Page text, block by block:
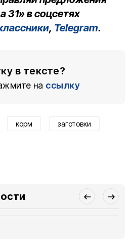
31» в соцсетях
, Telegram.
в тексте?
на ссылку
корм заготовки